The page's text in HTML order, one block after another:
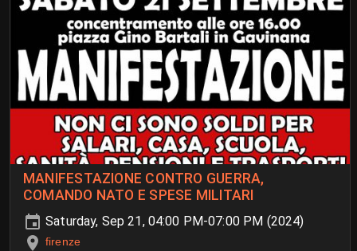
MANIFESTAZIONE CONTRO GUERRA,
COMANDO NATO E SPESE MILITARI
Saturday, Sep 21, 04:00 PM-07:00 PM (2024)
firenze